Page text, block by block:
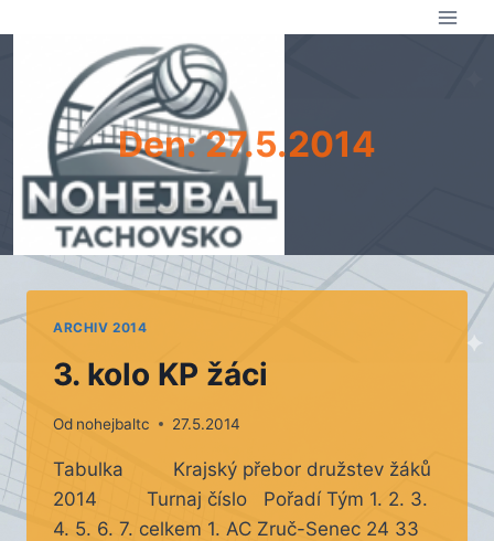
Den: 27.5.2014
ARCHIV 2014
3. kolo KP žáci
Od nohejbaltc 27.5.2014
Tabulka Krajský přebor družstev žáků
2014 Turnaj číslo Pořadí Tým 1. 2. 3.
4. 5. 6. 7. celkem 1. AC Zruč-Senec 24 33